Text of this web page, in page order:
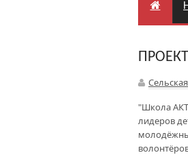
"Школа
лидеров